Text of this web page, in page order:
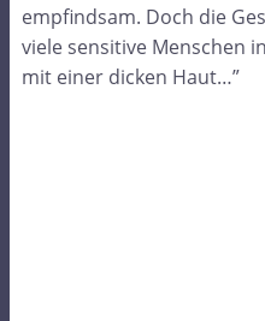
empfindsam. Doch die
viele sensitive Menschen
mit einer dicken Haut…”